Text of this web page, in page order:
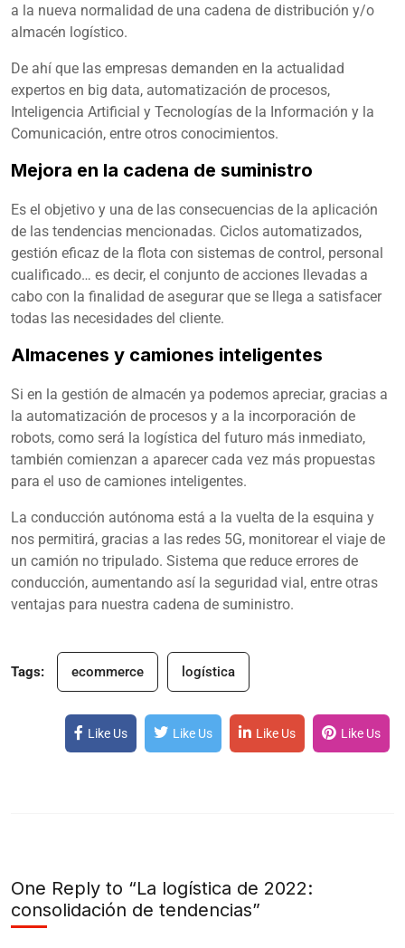
a la nueva normalidad de una cadena de distribución y/o
almacén logístico.
De ahí que las empresas demanden en la actualidad
expertos en big data, automatización de procesos,
Inteligencia Artificial y Tecnologías de la Información y la
Comunicación, entre otros conocimientos.
Mejora en la cadena de suministro
Es el objetivo y una de las consecuencias de la aplicación
de las tendencias mencionadas. Ciclos automatizados,
gestión eficaz de la flota con sistemas de control, personal
cualificado… es decir, el conjunto de acciones llevadas a
cabo con la finalidad de asegurar que se llega a satisfacer
todas las necesidades del cliente.
Almacenes y camiones inteligentes
Si en la gestión de almacén ya podemos apreciar, gracias a
la automatización de procesos y a la incorporación de
robots, como será la logística del futuro más inmediato,
también comienzan a aparecer cada vez más propuestas
para el uso de camiones inteligentes.
La conducción autónoma está a la vuelta de la esquina y
nos permitirá, gracias a las redes 5G, monitorear el viaje de
un camión no tripulado. Sistema que reduce errores de
conducción, aumentando así la seguridad vial, entre otras
ventajas para nuestra cadena de suministro.
Tags: ecommerce logística
Like Us Like Us Like Us Like Us
One Reply to “La logística de 2022:
consolidación de tendencias”